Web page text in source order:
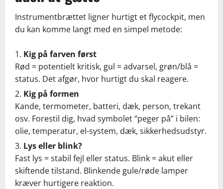
Instrumentbrættet ligner hurtigt et flycockpit, men
du kan komme langt med en simpel metode:
Kig på farven først
Rød = potentielt kritisk, gul = advarsel, grøn/blå =
status. Det afgør, hvor hurtigt du skal reagere.
Kig på formen
Kande, termometer, batteri, dæk, person, trekant
osv. Forestil dig, hvad symbolet “peger på” i bilen:
olie, temperatur, el-system, dæk, sikkerhedsudstyr.
Lys eller blink?
Fast lys = stabil fejl eller status. Blink = akut eller
skiftende tilstand. Blinkende gule/røde lamper
kræver hurtigere reaktion.